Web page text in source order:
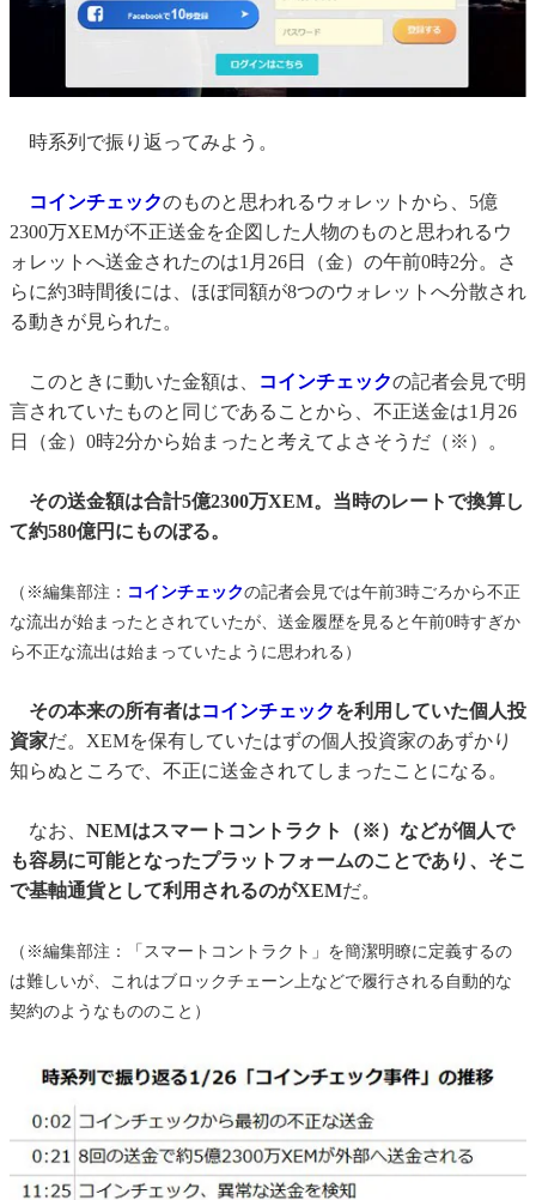
時系列で振り返ってみよう。
コインチェックのものと思われるウォレットから、5億
2300万XEMが不正送金を企図した人物のものと思われるウ
ォレットへ送金されたのは1月26日（金）の午前0時2分。さ
らに約3時間後には、ほぼ同額が8つのウォレットへ分散され
る動きが見られた。
このときに動いた金額は、 コインチェックの記者会見で明
言されていたものと同じであることから、不正送金は1月26
日（金）0時2分から始まったと考えてよさそうだ（※）。
その送金額は合計5億2300万XEM。当時のレートで換算し
て約580億円にものぼる。
（※編集部注： コインチェックの記者会見では午前3時ごろから不正
な流出が始まったとされていたが、送金履歴を見ると午前0時すぎか
ら不正な流出は始まっていたように思われる）
その本来の所有者はコインチェックを利用していた個人投
資家だ。XEMを保有していたはずの個人投資家のあずかり
知らぬところで、不正に送金されてしまったことになる。
なお、 NEMはスマートコントラクト（※）などが個人で
も容易に可能となったプラットフォームのことであり、そこ
で基軸通貨として利用されるのがXEMだ。
（※編集部注：「スマートコントラクト」を簡潔明瞭に定義するの
は難しいが、これはブロックチェーン上などで履行される自動的な
契約のようなもののこと）